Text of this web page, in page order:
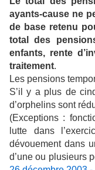
ayants-cause ne
de base retenu
total des
enfants, rente
traitement.
Les pensions
S’il y a plus de
d’orphelins sont
(Exceptions :
lutte dans
dévouement dans
d’une ou plusieurs